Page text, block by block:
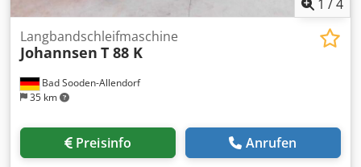
1 /4
Bad Sooden-Allendorf
35 km
Langbandschleifmaschine
Johannsen T 88 K
Preisinfo Anrufen